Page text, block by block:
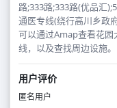
路;333路;333路(优品汇
通医专线(绕行高川乡政
可以通过Amap查看花
线，以及查找周边设施。
用户评价
匿名用户